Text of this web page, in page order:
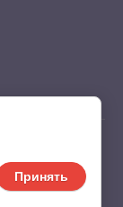
Принять